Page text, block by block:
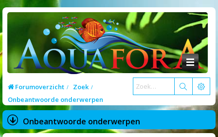
Forumoverzicht
Zoek
Onbeantwoorde onderwerpen
Onbeantwoorde onderwerpen